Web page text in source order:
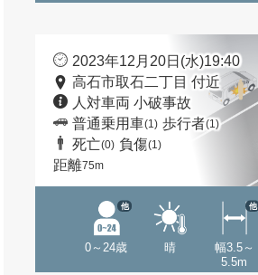
2023年12月20日(水)19:40
高石市取石二丁目 付近
人対車両 小破事故
普通乗用車(1) 歩行者(1)
死亡(0) 負傷(1)
距離75m
0～24歳
他
晴
幅3.5～
5.5m
他